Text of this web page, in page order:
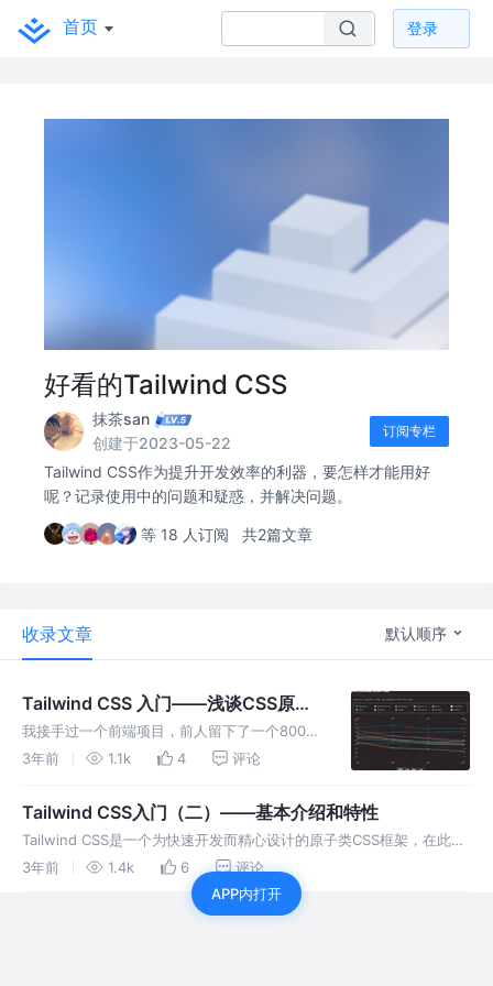
首页 登录
好看的Tailwind CSS
抹茶san
创建于2023-05-22
订阅专栏
Tailwind CSS作为提升开发效率的利器，要怎样才能用好
呢？记录使用中的问题和疑惑，并解决问题。
等 18 人订阅 共2篇文章
收录文章 默认顺序
Tailwind CSS 入门——浅谈CSS原子
化、语义化
我接手过一个前端项目，前人留下了一个8000
多行的样式表，里面充满了list1，list2，
首字母拼音堆砌出的class。还好这是一个后台
3年前 1.1k 4 评论
Tailwind CSS入门（二）——基本介绍和特性
Tailwind CSS是一个为快速开发而精心设计的原子类CSS框架，在此我
们将搭建一个Vite项目来配合讲解这个的系列课程，需要你掌握一些
CSS、Vue的知识。作为一个原子类CSS框架，如果你熟练掌
3年前 1.4k 6
评论
APP内打开